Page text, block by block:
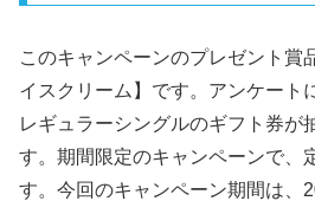
このキャンペーンのプレゼント賞
イスクリーム】です。アンケート
レギュラーシングルのギフト券が
す。期間限定のキャンペーンで、
す。今回のキャンペーン期間は、